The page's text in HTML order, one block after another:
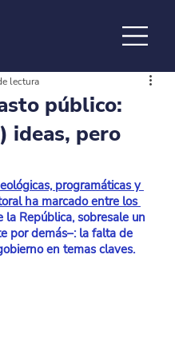
de la
público:
ideas, pero
lectura
programáticas y
ha marcado entre los
República, sobresale un
por demás–: la falta de
en temas claves.